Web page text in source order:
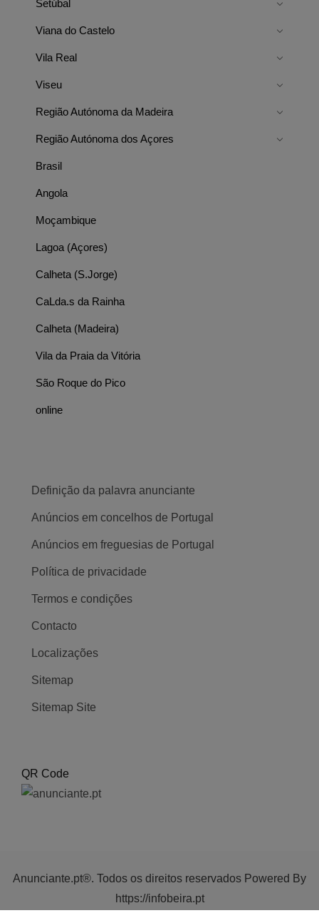
Setúbal
Viana do Castelo
Vila Real
Viseu
Região Autónoma da Madeira
Região Autónoma dos Açores
Brasil
Angola
Moçambique
Lagoa (Açores)
Calheta (S.Jorge)
CaLda.s da Rainha
Calheta (Madeira)
Vila da Praia da Vitória
São Roque do Pico
online
Definição da palavra anunciante
Anúncios em concelhos de Portugal
Anúncios em freguesias de Portugal
Política de privacidade
Termos e condições
Contacto
Localizações
Sitemap
Sitemap Site
QR Code
Anunciante.pt®. Todos os direitos reservados Powered By
https://infobeira.pt